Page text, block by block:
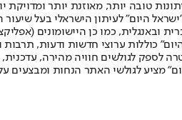
טובה יותר, מאוזנת יותר ומדויקת
המודפסת הראשונה פורסמה ב-30 ביולי 2007, וב-
כוללות ערוצי חדשות ודעות, תרבות
לספק לגולשים חוויה מהירה,
מציע לגולשי האתר הנחות ומבצעים